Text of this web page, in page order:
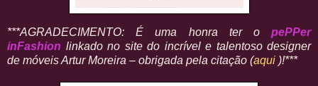
***AGRADECIMENTO: É uma honra ter opePPer
inFashion linkado no site do incrível e talentoso designer
de móveis Artur Moreira – obrigada pela citação (aqui )!***